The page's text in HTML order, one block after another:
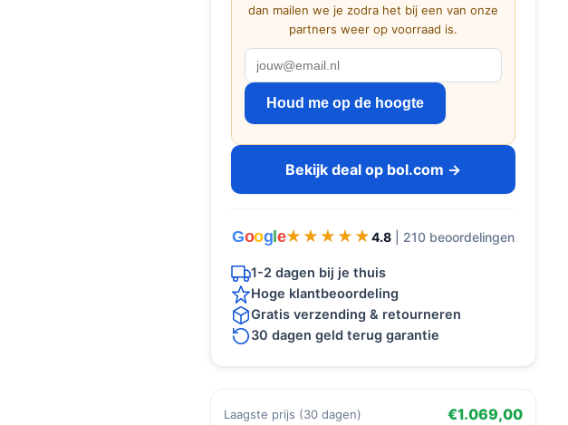
dan mailen we je zodra het bij een van onze
partners weer op voorraad is.
Houd me op de hoogte
Bekijk deal op bol.com →
Goog e★★★★★
★★★★★ 4.8 | 210 beoordelingen
1-2 dagen bij je thuis
Hoge klantbeoordeling
Gratis verzending & retourneren
30 dagen geld terug garantie
Laagste prijs (30 dagen) €1.069,00